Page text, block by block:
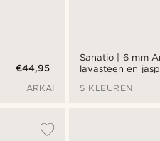
€44,95
ARKAI
Sanatio | 6 mm
lavasteen en
5 KLEUREN